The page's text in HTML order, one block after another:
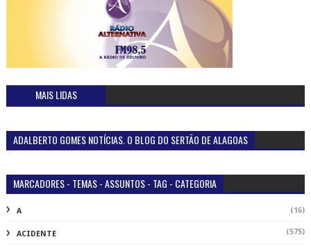
MAIS LIDAS
ADALBERTO GOMES NOTÍCIAS. O BLOG DO SERTÃO DE ALAGOAS
MARCADORES - TEMAS - ASSUNTOS - TAG - CATEGORIA
A (16)
ACIDENTE (575)